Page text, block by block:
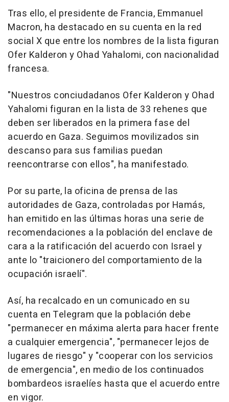
Tras ello, el presidente de Francia, Emmanuel
Macron, ha destacado en su cuenta en la red
social X que entre los nombres de la lista figuran
Ofer Kalderon y Ohad Yahalomi, con nacionalidad
francesa.
"Nuestros conciudadanos Ofer Kalderon y Ohad
Yahalomi figuran en la lista de 33 rehenes que
deben ser liberados en la primera fase del
acuerdo en Gaza. Seguimos movilizados sin
descanso para sus familias puedan
reencontrarse con ellos", ha manifestado.
Por su parte, la oficina de prensa de las
autoridades de Gaza, controladas por Hamás,
han emitido en las últimas horas una serie de
recomendaciones a la población del enclave de
cara a la ratificación del acuerdo con Israel y
ante lo "traicionero del comportamiento de la
ocupación israelí".
Así, ha recalcado en un comunicado en su
cuenta en Telegram que la población debe
"permanecer en máxima alerta para hacer frente
a cualquier emergencia", "permanecer lejos de
lugares de riesgo" y "cooperar con los servicios
de emergencia", en medio de los continuados
bombardeos israelíes hasta que el acuerdo entre
en vigor.